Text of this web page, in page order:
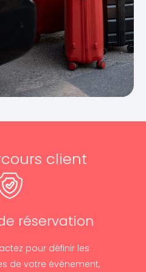
client
réservation
pour définir les
de votre événement,